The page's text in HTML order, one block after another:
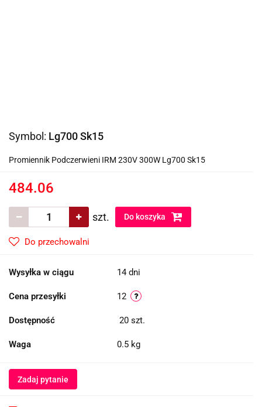
Symbol: Lg700 Sk15
Promiennik Podczerwieni IRM 230V 300W Lg700 Sk15
484.06
szt. Do koszyka
Do przechowalni
Wysyłka w ciągu 14 dni
Cena przesyłki 12
Dostępność 20 szt.
Waga 0.5 kg
Zadaj pytanie